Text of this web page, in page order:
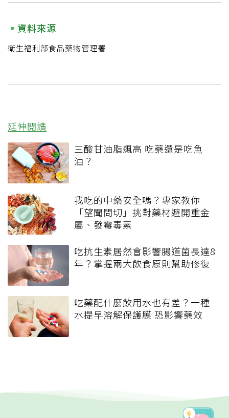
資料來源
衛生福利部食品藥物管理署
延伸閱讀
三酸甘油脂飆高 吃藥還是吃魚
油？
我吃的中藥安全嗎？專家教你
「望聞問切」挑對藥材避開重金
屬、發霉毒素
吃抗生素居然會影響腸道菌長達8
年？掌握兩大飲食原則幫助修復
吃藥配什麼飲用水也有差？一種
水提早溶解保護膜 恐影響藥效